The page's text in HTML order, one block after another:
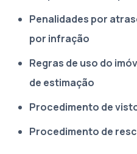
Penalidades por
por infração
Regras de uso do
de estimação
Procedimento de
Procedimento de